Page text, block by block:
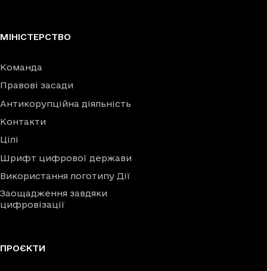
МІНІСТЕРСТВО
Команда
Правові засади
Антикорупційна діяльність
Контакти
Цілі
Шрифт цифрової держави
Використання логотипу Дії
Заощадження завдяки
цифровізації
ПРОЄКТИ